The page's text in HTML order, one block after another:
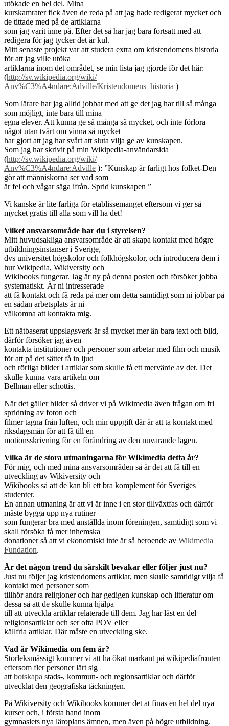
utökade en hel del. Mina
kurskamrater fick även de reda på att jag hade redigerat mycket och
de tittade med på de artiklarna
som jag varit inne på. Efter det så har jag bara fortsatt med att
redigera för jag tycker det är kul.
Mitt senaste projekt var att studera extra om kristendomens historia
för att jag ville utöka
artiklarna inom det området, se min lista jag gjorde för det här:
(http://sv.wikipedia.org/wiki/
Anv%C3%A4ndare:Adville/Kristendomens_historia )
Som lärare har jag alltid jobbat med att ge det jag har till så många
som möjligt, inte bara till mina
egna elever. Att kunna ge så många så mycket, och inte förlora
något utan tvärt om vinna så mycket
har gjort att jag har svårt att sluta vilja ge av kunskapen.
Som jag har skrivit på min Wikipedia-användarsida
(http://sv.wikipedia.org/wiki/
Anv%C3%A4ndare:Adville ): ”Kunskap är farligt hos folket-Den
gör att människorna ser vad som
är fel och vågar säga ifrån. Sprid kunskapen ”
Vi kanske är lite farliga för etablissemanget eftersom vi ger så
mycket gratis till alla som vill ha det!
Vilket ansvarsområde har du i styrelsen?
Mitt huvudsakliga ansvarsområde är att skapa kontakt med högre
utbildningsinstanser i Sverige,
dvs universitet högskolor och folkhögskolor, och introducera dem i
hur Wikipedia, Wikiversity och
Wikibooks fungerar. Jag är ny på denna posten och försöker jobba
systematiskt. Är ni intresserade
att få kontakt och få reda på mer om detta samtidigt som ni jobbar på
en sådan arbetsplats är ni
välkomna att kontakta mig.
Ett nätbaserat uppslagsverk är så mycket mer än bara text och bild,
därför försöker jag även
kontakta institutioner och personer som arbetar med film och musik
för att på det sättet få in ljud
och rörliga bilder i artiklar som skulle få ett mervärde av det. Det
skulle kunna vara artikeln om
Bellman eller schottis.
När det gäller bilder så driver vi på Wikimedia även frågan om fri
spridning av foton och
filmer tagna från luften, och min uppgift där är att ta kontakt med
riksdagsmän för att få till en
motionsskrivning för en förändring av den nuvarande lagen.
Vilka är de stora utmaningarna för Wikimedia detta år?
För mig, och med mina ansvarsområden så är det att få till en
utveckling av Wikiversity och
Wikibooks så att de kan bli ett bra komplement för Sveriges
studenter.
En annan utmaning är att vi är inne i en stor tillväxtfas och därför
måste bygga upp nya rutiner
som fungerar bra med anställda inom föreningen, samtidigt som vi
skall försöka få mer inhemska
donationer så att vi ekonomiskt inte är så beroende av Wikimedia
Fundation.
Är det någon trend du särskilt bevakar eller följer just nu?
Just nu följer jag kristendomens artiklar, men skulle samtidigt vilja få
kontakt med personer som
tillhör andra religioner och har gedigen kunskap och litteratur om
dessa så att de skulle kunna hjälpa
till att utveckla artiklar relaterade till dem. Jag har läst en del
religionsartiklar och ser ofta POV eller
källfria artiklar. Där måste en utveckling ske.
Vad är Wikimedia om fem år?
Storleksmässigt kommer vi att ha ökat markant på wikipediafronten
eftersom fler personer lärt sig
att botskapa stads-, kommun- och regionsartiklar och därför
utvecklat den geografiska täckningen.
På Wikiversity och Wikibooks kommer det at finas en hel del nya
kurser och, i första hand inom
gymnasiets nya läroplans ämnen, men även på högre utbildning.